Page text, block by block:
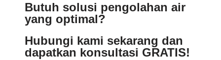
Butuh solusi pengolahan air
yang optimal?
Hubungi kami sekarang dan
dapatkan konsultasi GRATIS!